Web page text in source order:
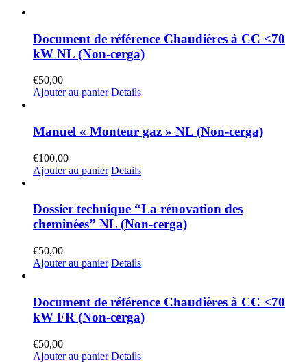
Document de référence Chaudières à CC <70
kW NL (Non-cerga)
€50,00
Ajouter au panier Details
Manuel « Monteur gaz » NL (Non-cerga)
€100,00
Ajouter au panier Details
Dossier technique “La rénovation des
cheminées” NL (Non-cerga)
€50,00
Ajouter au panier Details
Document de référence Chaudières à CC <70
kW FR (Non-cerga)
€50,00
Ajouter au panier Details